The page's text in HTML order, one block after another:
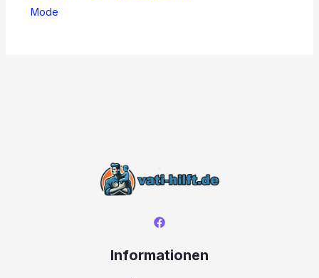
Mode
Informationen